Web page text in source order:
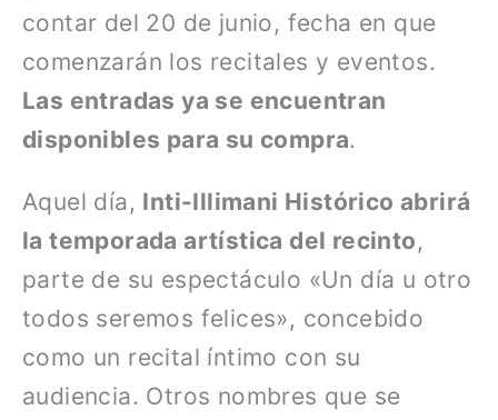
contar del 20 de junio, fecha en que
comenzarán los recitales y eventos.
Las entradas ya se encuentran
disponibles para su compra.
Aquel día, Inti-Illimani Histórico abrirá
la temporada artística del recinto,
parte de su espectáculo «Un día u otro
todos seremos felices», concebido
como un recital íntimo con su
audiencia. Otros nombres que se